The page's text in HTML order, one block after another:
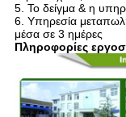
5. Το δείγμα & η
6. Υπηρεσία
μέσα σε 3 ημέρες
Πληροφορίες